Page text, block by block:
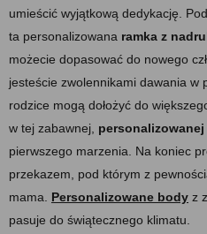
umieścić wyjątkową dedykację.
ta personalizowana ramka z
możecie dopasować do nowego
jesteście zwolennikami dawania w
rodzice mogą dołożyć do
w tej zabawnej,
pierwszego marzenia. Na koniec
przekazem, pod którym z
mama.
Personalizowane body z
pasuje do świątecznego klimatu.